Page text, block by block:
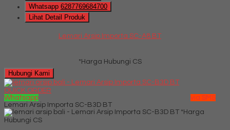
Whatsapp 6287769684700
Lihat Detail Produk
Lemari Arsip Importa SC-A8 BT
*Harga Hubungi CS
Hubungi Kami
QUICK ORDER
Whatsapp
via SMS
Lemari Arsip Importa SC-B3D BT
*Harga
Hubungi CS